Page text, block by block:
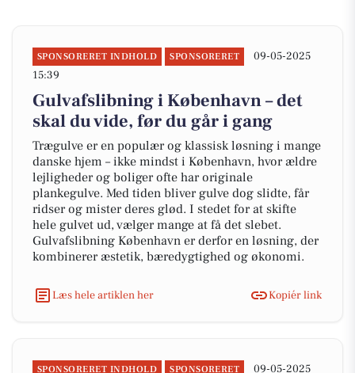
SPONSORERET INDHOLD SPONSORERET
09-05-2025
15:39
Gulvafslibning i København – det
skal du vide, før du går i gang
Trægulve er en populær og klassisk løsning i mange
danske hjem – ikke mindst i København, hvor ældre
lejligheder og boliger ofte har originale
plankegulve. Med tiden bliver gulve dog slidte, får
ridser og mister deres glød. I stedet for at skifte
hele gulvet ud, vælger mange at få det slebet.
Gulvafslibning København er derfor en løsning, der
kombinerer æstetik, bæredygtighed og økonomi.
Læs hele artiklen her Kopiér link
SPONSORERET INDHOLD SPONSORERET
09-05-2025